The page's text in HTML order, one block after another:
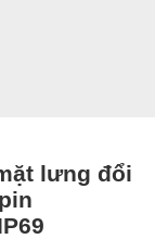
lưng đổi